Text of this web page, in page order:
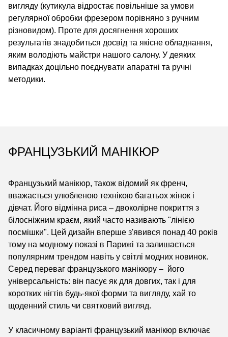
вигляду (кутикула відростає повільніше за умови
регулярної обробки фрезером порівняно з ручним
різновидом). Проте для досягнення хороших
результатів знадобиться досвід та якісне обладнання,
яким володіють майстри нашого салону. У деяких
випадках доцільно поєднувати апаратні та ручні
методики.
ФРАНЦУЗЬКИЙ МАНІКЮР
Французький манікюр, також відомий як френч,
вважається улюбленою технікою багатьох жінок і
дівчат. Його відмінна риса – двоколірне покриття з
білосніжним краєм, який часто називають "лінією
посмішки". Цей дизайн вперше з'явився понад 40 років
тому на модному показі в Парижі та залишається
популярним трендом навіть у світлі модних новинок.
Серед переваг французького манікюру – його
універсальність: він пасує як для довгих, так і для
коротких нігтів будь-якої форми та вигляду, хай то
щоденний стиль чи святковий вигляд.
У класичному варіанті французький манікюр включає